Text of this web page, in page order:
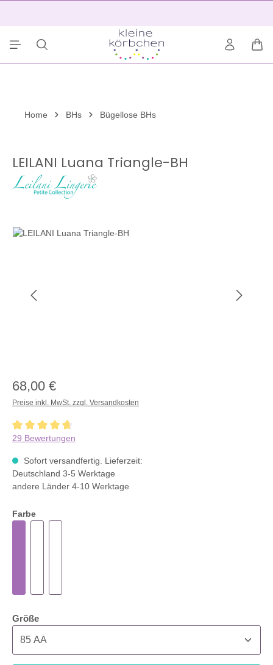
Home BHs Bügellose BHs
LEILANI Luana Triangle-BH
Bildergalerie überspringen
68,00 €
Preise inkl. MwSt. zzgl. Versandkosten
Durchschnittliche Bewertung von 4.8 von 5 Sternen
29 Bewertungen
Sofort versandfertig. Lieferzeit:
Deutschland 3-5 Werktage
andere Länder 4-10 Werktage
Farbe
Größeauswählen